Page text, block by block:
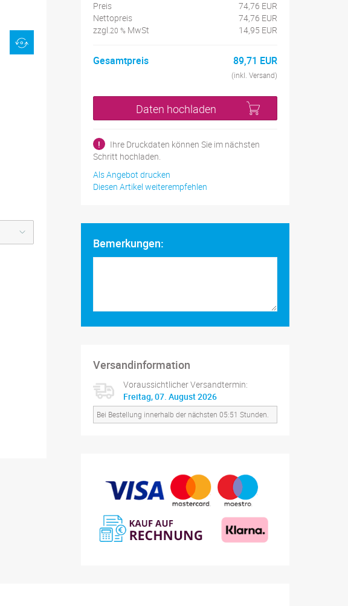
Preis
74,76 EUR
Nettopreis
74,76 EUR
zzgl.20 % MwSt 14,95 EUR
Gesamtpreis 89,71 EUR
(inkl. Versand)
Daten hochladen
!
Ihre Druckdaten können Sie im nächsten
Schritt hochladen.
Als Angebot drucken
Diesen Artikel weiterempfehlen
Bemerkungen:
Versandinformation
Voraussichtlicher Versandtermin:
Freitag, 07. August 2026
Bei Bestellung innerhalb der nächsten 05:51 Stunden.